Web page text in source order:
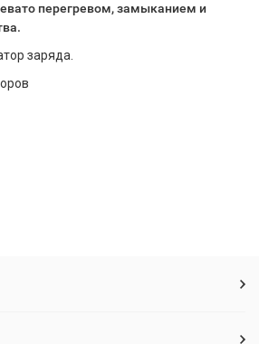
перегревом, замыканием и
заряда.